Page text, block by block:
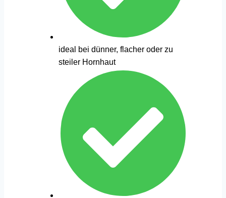
ideal bei dünner, flacher oder zu
steiler Hornhaut